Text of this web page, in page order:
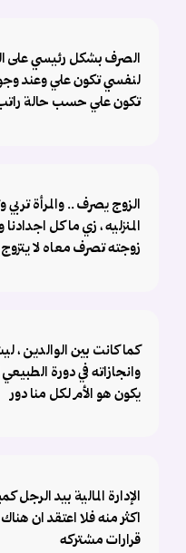
الصرف بشكل رئيسي على
لنفسي تكون علي وعند
تكون علي حسب حالة
الزوج يصرف .. والمرأة
المنزليه ، زي ما كل
زوجته تصرف معاه لا
كما كانت بين الوالدين ،
وانجازاته في دورة
يكون هو الأم لكل منا دور
الإدارة المالية بيد الرجل
اكثر منه فلا اعتقد ان
قرارات مشتركه